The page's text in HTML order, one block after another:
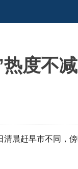
度不减
晨赶早市不同，